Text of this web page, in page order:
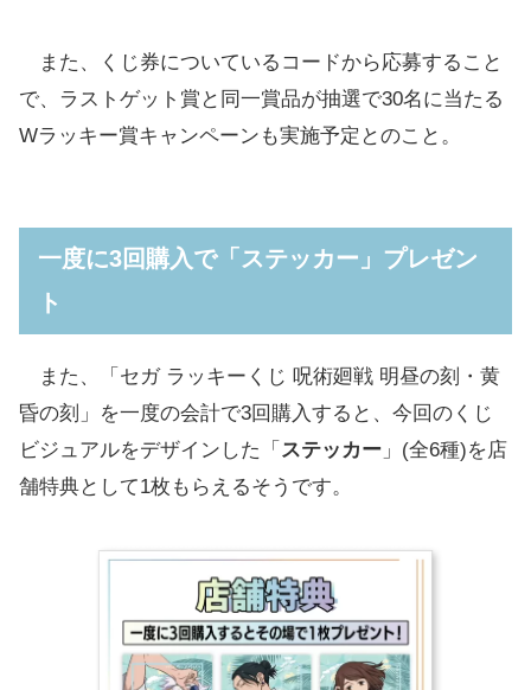
また、くじ券についているコードから応募すること
で、ラストゲット賞と同一賞品が抽選で30名に当たる
Wラッキー賞キャンペーンも実施予定とのこと。
一度に3回購入で「ステッカー」プレゼン
ト
また、「セガ ラッキーくじ 呪術廻戦 明昼の刻・黄
昏の刻」を一度の会計で3回購入すると、今回のくじ
ビジュアルをデザインした「 ステッカー 」(全6種)を店
舗特典として1枚もらえるそうです。